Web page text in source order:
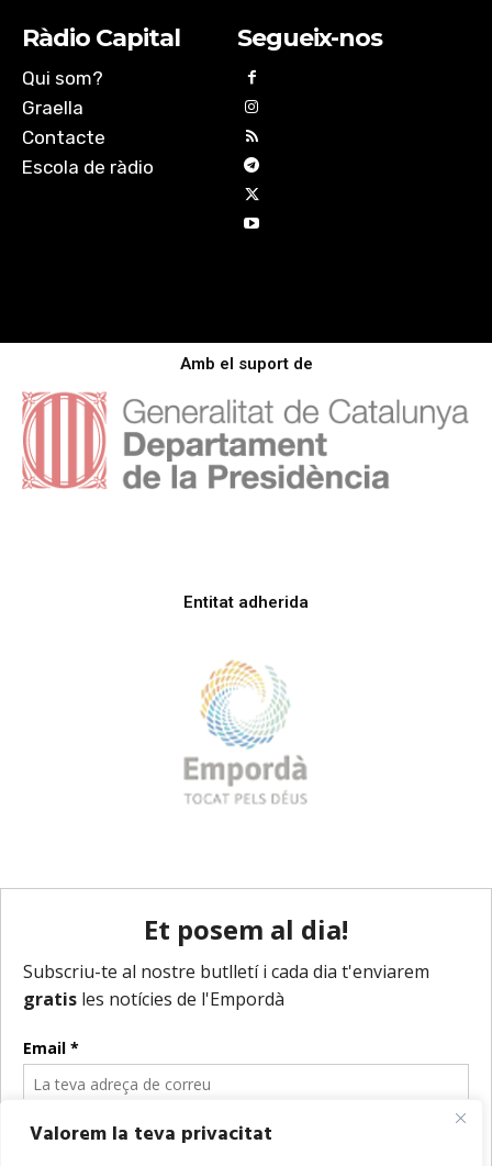
Valorem la teva privacitat
Ràdio Capital
Qui som?
Graella
Contacte
Escola de ràdio
Segueix-nos
Amb el suport de
Entitat adherida